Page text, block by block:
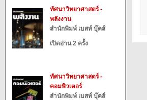
ทัศนาวิทยาศาสตร์ -
พลังงาน
สำนักพิมพ์ เบสท์ บุ๊คส์
เปิดอ่าน 2 ครั้ง
ทัศนาวิทยาศาสตร์ -
คอมพิวเตอร์
สำนักพิมพ์ เบสท์ บุ๊คส์